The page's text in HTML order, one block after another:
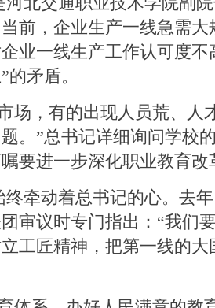
前，企业生产一线急需
业一线生产工作认可度不
矛盾。
场，有的出现人员荒、人
。”总书记详细询问学校
要进一步深化职业教育改
终牵动着总书记的心。去
审议时专门指出：“我们
工匠精神，把第一线的